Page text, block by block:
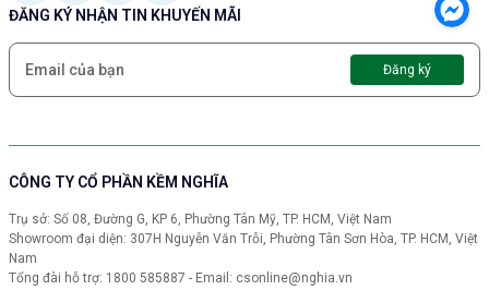
ĐĂNG KÝ NHẬN TIN KHUYẾN MÃI
Đăng ký
CÔNG TY CỔ PHẦN KỀM NGHĨA
Trụ sở: Số 08, Đường G, KP 6, Phường Tân Mỹ, TP. HCM, Việt Nam
Showroom đại diện: 307H Nguyễn Văn Trỗi, Phường Tân Sơn Hòa, TP. HCM, Việt
Nam
Tổng đài hỗ trợ: 1800 585887 - Email: csonline@nghia.vn